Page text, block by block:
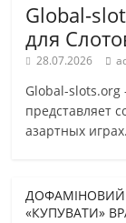
Global-
для
28.07.2026
Global-slots.org
представляет
азартных
«КУПУВАТИ»